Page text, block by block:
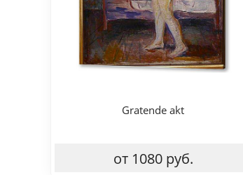
Gratende akt
от 1080 руб.